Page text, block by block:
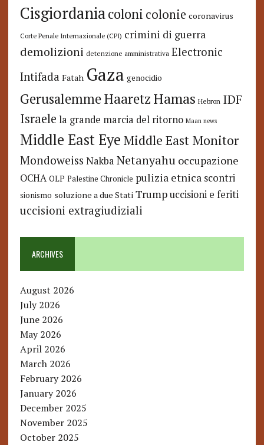
Cisgiordaniacoloni colonie coronavirus
Corte Penale Internazionale (CPI) crimini di guerra
demolizioni detenzione amministrativa Electronic
Intifada Fatah Gaza genocidio
GerusalemmeHaaretzHamas Hebron IDF
Israele la grande marcia del ritorno Maan news
Middle East Eye Middle East Monitor
Mondoweiss Nakba Netanyahu occupazione
OCHA OLP Palestine Chronicle pulizia etnica scontri
sionismo soluzione a due Stati Trump uccisioni e feriti
uccisioni extragiudiziali
ARCHIVES
August 2026
July 2026
June 2026
May 2026
April 2026
March 2026
February 2026
January 2026
December 2025
November 2025
October 2025